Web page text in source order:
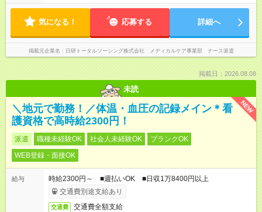
気になる！ 応募する 詳細へ
掲載元企業名 日研トータルソーシング株式会社 メディカルケア事業部 ナース派遣
掲載日：2026.08.08
未読
NEW
＼地元で勤務！／体温・血圧の記録メイン＊看
護資格で高時給2300円！
派遣 職種未経験OK 社会人未経験OK
ブランクOK
WEB登録・面接OK
給与
時給2300円～ ■週払いOK ■日収1万8400円以上
交通費別途支給あり
交通費 交通費全額支給